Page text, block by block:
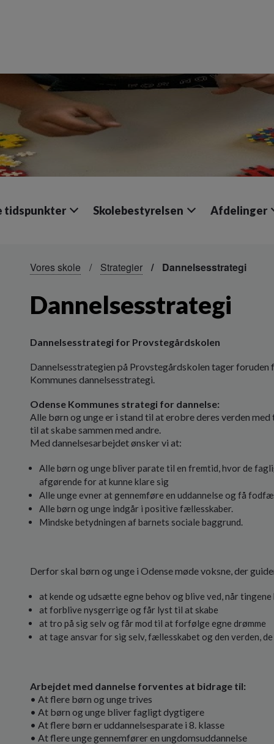
tidspunkter Skolebestyrelsen Afdelinger
Vores skole Strategier Dannelsesstrategi
Dannelsesstrategi
Dannelsesstrategi for Provstegårdskolen
Dannelsesstrategien på Provstegårdskolen tager
Kommunes dannelsesstrategi.
Odense Kommunes strategi for dannelse:
Alle børn og unge er i stand til at erobre deres verden
til at skabe sammen med andre.
Med dannelsesarbejdet ønsker vi at:
Alle børn og unge bliver parate til en fremtid, hvor de
afgørende for at kunne klare sig
Alle unge evner at gennemføre en uddannelse og få
Alle børn og unge indgår i positive fællesskaber.
Mindske betydningen af barnets sociale baggrund.
Derfor skal børn og unge i Odense møde voksne, der
at kende og udsætte egne behov og blive ved, når
at forblive nysgerrige og får lyst til at skabe
at tro på sig selv og får mod til at forfølge egne drømme
at tage ansvar for sig selv, fællesskabet og den verden, de
Arbejdet med dannelse forventes at bidrage til:
• At flere børn og unge trives
• At børn og unge bliver fagligt dygtigere
• At flere børn er uddannelsesparate i 8. klasse
• At flere unge gennemfører en ungdomsuddannelse